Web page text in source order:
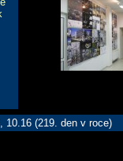
10.16 (219. den v roce)